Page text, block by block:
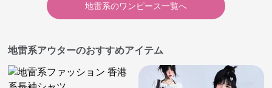
地雷系のワンピース一覧へ
地雷系アウターのおすすめアイテム